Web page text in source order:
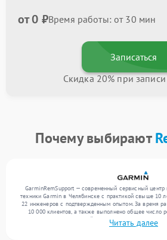
от 0 ₽Время работы: от 30 мин
Записаться
Скидка 20% при записи
Почему выбирают
GarminRemSupport — современный сервисный
техники Garmin в Челябинске с практикой свыше 10
22 инженеров с подтвержденным опытом. За время
10 000 клиентов, а также выполнено общее число
Ежемесячно в сервисный центр поступает более
выполняем ремонт различного уровня сложности и
Читать далее